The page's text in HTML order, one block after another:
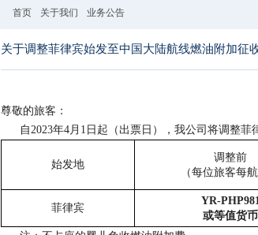
首页 关于我们 业务公告
关于调整菲律宾始发至中国大陆航线燃油附加征
尊敬的旅客：
自2023年4月1日起（出票日），我公司将调整
始发地
调整前
（每位旅客每航
菲律宾
YR-
或等值货币